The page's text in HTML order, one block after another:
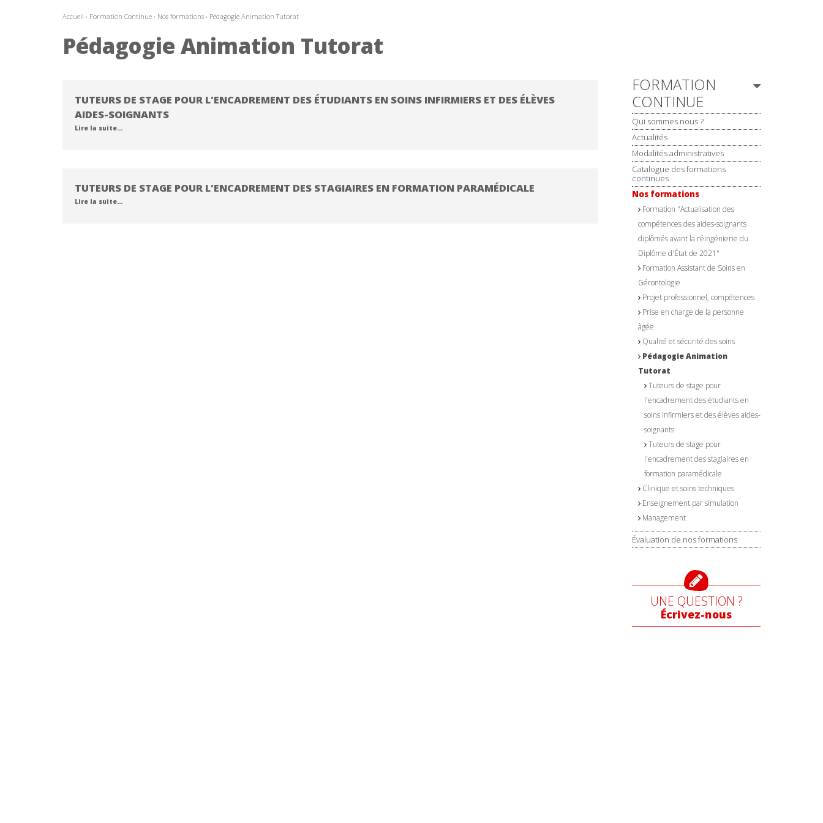
Accueil › Formation Continue › Nos formations › Pédagogie Animation Tutorat
Navigation
FORMATION
CONTINUE
Qui sommes nous ?
Actualités
Modalités administratives
Catalogue des formations
continues
Nos formations
Formation "Actualisation des
compétences des aides-soignants
diplômés avant la réingénierie du
Diplôme d'État de 2021"
Formation Assistant de Soins en
Gérontologie
Projet professionnel, compétences
Prise en charge de la personne
âgée
Qualité et sécurité des soins
Pédagogie Animation
Tutorat
Tuteurs de stage pour
l'encadrement des étudiants en
soins infirmiers et des élèves aides-
soignants
Tuteurs de stage pour
l'encadrement des stagiaires en
formation paramédicale
Clinique et soins techniques
Enseignement par simulation
Management
Évaluation de nos formations
UNE QUESTION ?
Écrivez-nous
Pédagogie Animation Tutorat
TUTEURS DE STAGE POUR L'ENCADREMENT DES ÉTUDIANTS EN SOINS INFIRMIERS ET DES ÉLÈVES
AIDES-SOIGNANTS
Lire la suite…
TUTEURS DE STAGE POUR L'ENCADREMENT DES STAGIAIRES EN FORMATION PARAMÉDICALE
Lire la suite…